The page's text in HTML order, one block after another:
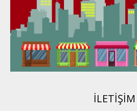
Konya PERDER
Van PERDER
BEYPER
İLETİŞİM